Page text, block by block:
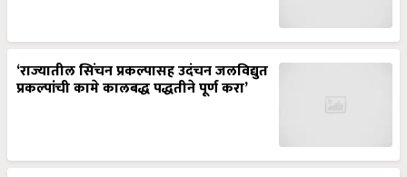
‘राज्यातील सिंचन प्रकल्पासह उदंचन जलविद्युत
प्रकल्पांची कामे कालबद्ध पद्धतीने पूर्ण करा’